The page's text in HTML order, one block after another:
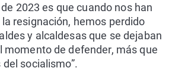
2023 es que cuando nos han
resignación, hemos perdido
y alcaldesas que se dejaban
momento de defender, más que
socialismo”.